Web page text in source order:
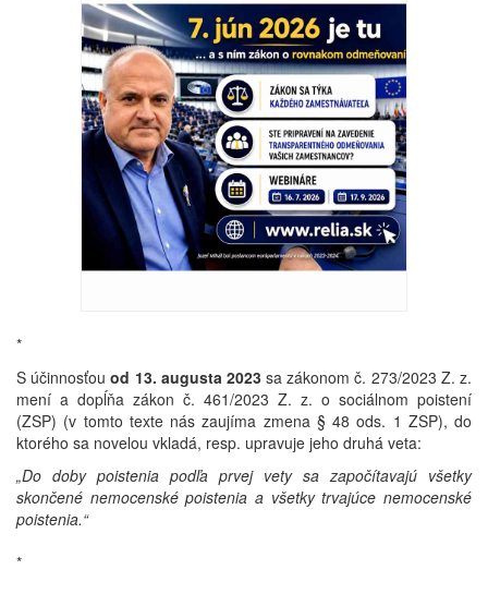
*
S účinnosťouod 13. augusta 2023sa zákonom č. 273/2023 Z. z.
mení a dopĺňa zákon č. 461/2023 Z. z. o sociálnom poistení
(ZSP) (v tomto texte nás zaujíma zmena § 48 ods. 1 ZSP), do
ktorého sa novelou vkladá, resp. upravuje jeho druhá veta:
„Do doby poistenia podľa prvej vety sa započítavajú všetky
skončené nemocenské poistenia a všetky trvajúce nemocenské
poistenia.“
*